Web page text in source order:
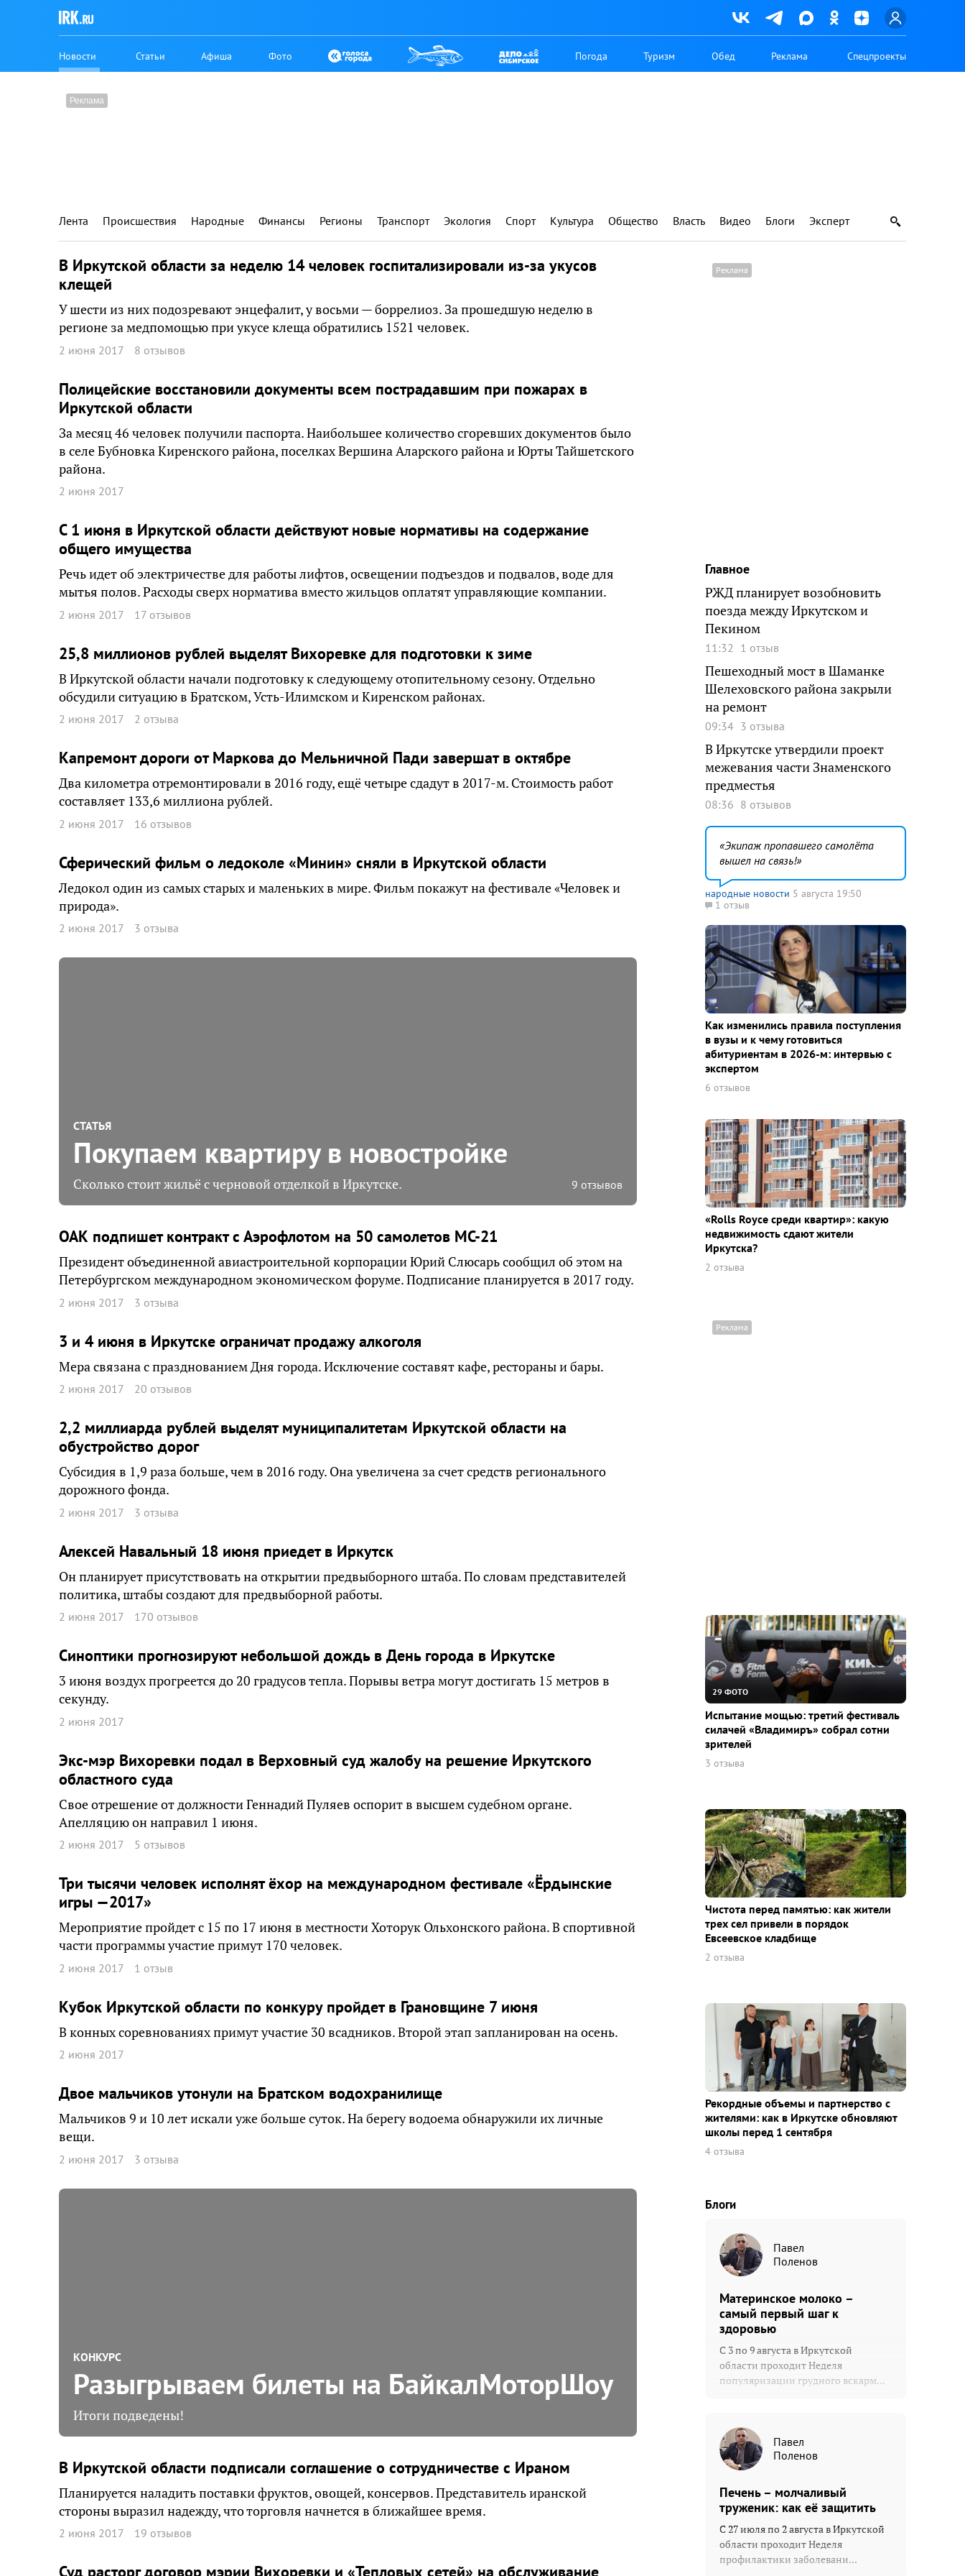
Новости Статьи Афиша Фото Погода Туризм Обед Реклама Спецпроекты
Лента Происшествия Народные Финансы Регионы Транспорт Экология Спорт Культура Общество Власть Видео Блоги Эксперт
В Иркутской области за неделю 14 человек госпитализировали из-за укусов
клещей
У шести из них подозревают энцефалит, у восьми — боррелиоз. За прошедшую неделю в
регионе за медпомощью при укусе клеща обратились 1521 человек.
2 июня 2017 8 отзывов
Полицейские восстановили документы всем пострадавшим при пожарах в
Иркутской области
За месяц 46 человек получили паспорта. Наибольшее количество сгоревших документов было
в селе Бубновка Киренского района, поселках Вершина Аларского района и Юрты Тайшетского
района.
2 июня 2017
С 1 июня в Иркутской области действуют новые нормативы на содержание
общего имущества
Речь идет об электричестве для работы лифтов, освещении подъездов и подвалов, воде для
мытья полов. Расходы сверх норматива вместо жильцов оплатят управляющие компании.
2 июня 2017 17 отзывов
25,8 миллионов рублей выделят Вихоревке для подготовки к зиме
В Иркутской области начали подготовку к следующему отопительному сезону. Отдельно
обсудили ситуацию в Братском, Усть-Илимском и Киренском районах.
2 июня 2017 2 отзыва
Капремонт дороги от Маркова до Мельничной Пади завершат в октябре
Два километра отремонтировали в 2016 году, ещё четыре сдадут в 2017-м. Стоимость работ
составляет 133,6 миллиона рублей.
2 июня 2017 16 отзывов
Сферический фильм о ледоколе «Минин» сняли в Иркутской области
Ледокол один из самых старых и маленьких в мире. Фильм покажут на фестивале «Человек и
природа».
2 июня 2017 3 отзыва
СТАТЬЯ
Покупаем квартиру в новостройке
Сколько стоит жильё с черновой отделкой в Иркутске. 9 отзывов
ОАК подпишет контракт с Аэрофлотом на 50 самолетов МС-21
Президент объединенной авиастроительной корпорации Юрий Слюсарь сообщил об этом на
Петербургском международном экономическом форуме. Подписание планируется в 2017 году.
2 июня 2017 3 отзыва
3 и 4 июня в Иркутске ограничат продажу алкоголя
Мера связана с празднованием Дня города. Исключение составят кафе, рестораны и бары.
2 июня 2017 20 отзывов
2,2 миллиарда рублей выделят муниципалитетам Иркутской области на
обустройство дорог
Субсидия в 1,9 раза больше, чем в 2016 году. Она увеличена за счет средств регионального
дорожного фонда.
2 июня 2017 3 отзыва
Алексей Навальный 18 июня приедет в Иркутск
Он планирует присутствовать на открытии предвыборного штаба. По словам представителей
политика, штабы создают для предвыборной работы.
2 июня 2017 170 отзывов
Синоптики прогнозируют небольшой дождь в День города в Иркутске
3 июня воздух прогреется до 20 градусов тепла. Порывы ветра могут достигать 15 метров в
секунду.
2 июня 2017
Экс-мэр Вихоревки подал в Верховный суд жалобу на решение Иркутского
областного суда
Свое отрешение от должности Геннадий Пуляев оспорит в высшем судебном органе.
Апелляцию он направил 1 июня.
2 июня 2017 5 отзывов
Три тысячи человек исполнят ёхор на международном фестивале «Ёрдынские
игры —2017»
Мероприятие пройдет с 15 по 17 июня в местности Хоторук Ольхонского района. В спортивной
части программы участие примут 170 человек.
2 июня 2017 1 отзыв
Кубок Иркутской области по конкуру пройдет в Грановщине 7 июня
В конных соревнованиях примут участие 30 всадников. Второй этап запланирован на осень.
2 июня 2017
Двое мальчиков утонули на Братском водохранилище
Мальчиков 9 и 10 лет искали уже больше суток. На берегу водоема обнаружили их личные
вещи.
2 июня 2017 3 отзыва
КОНКУРС
Разыгрываем билеты на БайкалМоторШоу
Итоги подведены!
В Иркутской области подписали соглашение о сотрудничестве с Ираном
Планируется наладить поставки фруктов, овощей, консервов. Представитель иранской
стороны выразил надежду, что торговля начнется в ближайшее время.
2 июня 2017 19 отзывов
Суд расторг договор мэрии Вихоревки и «Тепловых сетей» на обслуживание
Главное
РЖД планирует возобновить
поезда между Иркутском и
Пекином
11:32 1 отзыв
Пешеходный мост в Шаманке
Шелеховского района закрыли
на ремонт
09:34 3 отзыва
В Иркутске утвердили проект
межевания части Знаменского
предместья
08:36 8 отзывов
Экипаж пропавшего самолёта
вышел на связь!
народные новости 5 августа 19:50
1 отзыв
Как изменились правила поступления
в вузы и к чему готовиться
абитуриентам в 2026-м: интервью с
экспертом
6 отзывов
«Rolls Royce среди квaртир»: какую
недвижимость сдают жители
Иркутска?
2 отзыва
29 ФОТО
Испытание мощью: третий фестиваль
силачей «Владимиръ» собрал сотни
зрителей
3 отзыва
Чистота перед памятью: как жители
трех сел привели в порядок
Евсеевское кладбище
2 отзыва
Рекордные объемы и партнерство с
жителями: как в Иркутске обновляют
школы перед 1 сентября
4 отзыва
Блоги
Павел
Поленов
Материнское молоко –
самый первый шаг к
здоровью
С 3 по 9 августа в Иркутской
области проходит Неделя
популяризации грудного вскарм...
Павел
Поленов
Печень – молчаливый
труженик: как её защитить
С 27 июля по 2 августа в Иркутской
области проходит Неделя
профилактики заболевани...